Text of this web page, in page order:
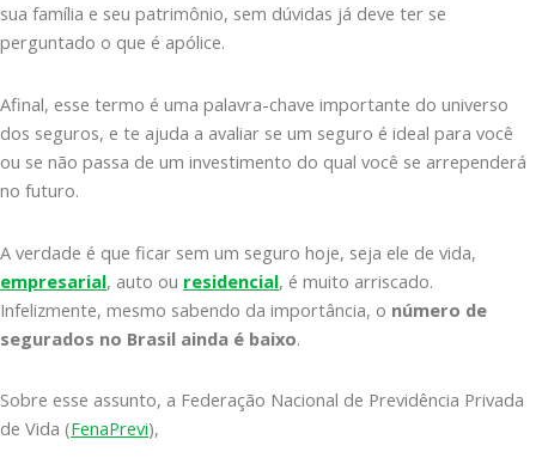
sua família e seu patrimônio, sem dúvidas já deve ter se
perguntado o que é apólice.
Afinal, esse termo é uma palavra-chave importante do universo
dos seguros, e te ajuda a avaliar se um seguro é ideal para você
ou se não passa de um investimento do qual você se arrependerá
no futuro.
A verdade é que ficar sem um seguro hoje, seja ele de vida,
empresarial, auto ou residencial, é muito arriscado.
Infelizmente, mesmo sabendo da importância, o número de
segurados no Brasil ainda é baixo.
Sobre esse assunto, a Federação Nacional de Previdência Privada
de Vida (FenaPrevi),